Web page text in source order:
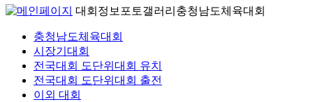
대회정보 포토갤러리 충청남도체육대회
충청남도체육대회
시장기대회
전국대회 도단위대회 유치
전국대회 도단위대회 출전
이외 대회